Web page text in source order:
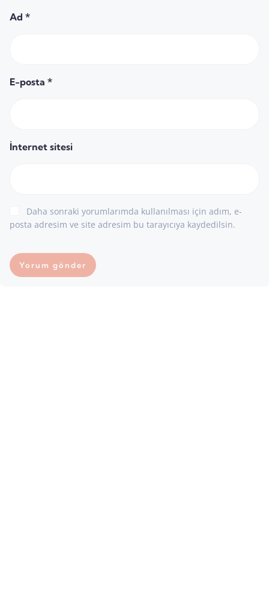
Ad *
E-posta *
İnternet sitesi
Daha sonraki yorumlarımda kullanılması için adım, e-
posta adresim ve site adresim bu tarayıcıya kaydedilsin.